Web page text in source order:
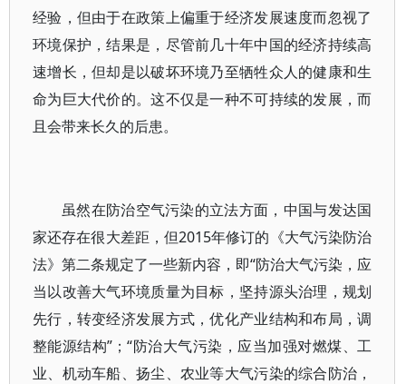
经验，但由于在政策上偏重于经济发展速度而忽视了
环境保护，结果是，尽管前几十年中国的经济持续高
速增长，但却是以破坏环境乃至牺牲众人的健康和生
命为巨大代价的。这不仅是一种不可持续的发展，而
且会带来长久的后患。
虽然在防治空气污染的立法方面，中国与发达国
家还存在很大差距，但2015年修订的《大气污染防治
法》第二条规定了一些新内容，即“防治大气污染，应
当以改善大气环境质量为目标，坚持源头治理，规划
先行，转变经济发展方式，优化产业结构和布局，调
整能源结构”；“防治大气污染，应当加强对燃煤、工
业、机动车船、扬尘、农业等大气污染的综合防治，